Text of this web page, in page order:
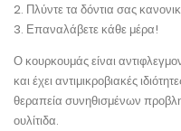
2. Πλύντε τα δόντια σας
3. Επαναλάβετε κάθε μέρα!
Ο κουρκουμάς είναι
και έχει αντιμικροβιακές
θεραπεία συνηθισμένων
ουλίτιδα.